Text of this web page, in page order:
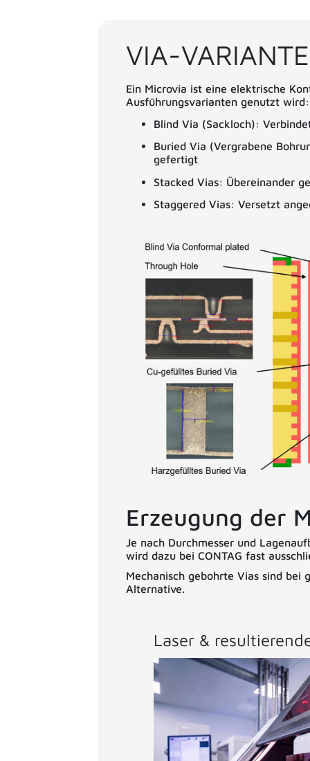
VIA-
Ein Microvia ist eine elektrische
Ausführungsvarianten genutzt wird:
Blind Via (Sackloch):
Buried Via (Vergrabene
gefertigt
Stacked Vias: Übereinander
Staggered Vias: Versetzt
Erzeugung der
Je nach Durchmesser und
wird dazu bei CONTAG fast
Mechanisch gebohrte Vias sind bei
Alternative.
Laser &